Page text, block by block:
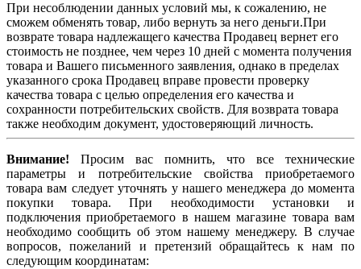
При несоблюдении данных условий мы, к сожалению, не
сможем обменять товар, либо вернуть за него деньги.При
возврате товара надлежащего качества Продавец вернет его
стоимость не позднее, чем через 10 дней с момента получения
товара и Вашего письменного заявления, однако в пределах
указанного срока Продавец вправе провести проверку
качества товара с целью определения его качества и
сохранности потребительских свойств. Для возврата товара
также необходим документ, удостоверяющий личность.
Внимание! Просим вас помнить, что все технические
параметры и потребительские свойства приобретаемого
товара вам следует уточнять у нашего менеджера до момента
покупки товара. При необходимости установки и
подключения приобретаемого в нашем магазине товара вам
необходимо сообщить об этом нашему менеджеру. В случае
вопросов, пожеланий и претензий обращайтесь к нам по
следующим координатам: